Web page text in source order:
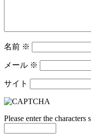
名前 ※
メール ※
サイト
Please enter the characters